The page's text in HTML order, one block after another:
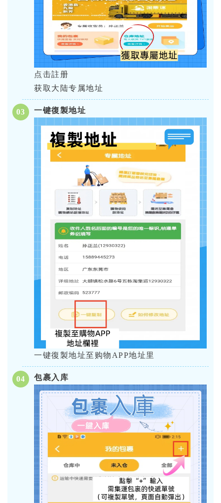
点击註册
获取大陆专属地址
03 一键復製地址
一键復製地址至购物APP地址里
04 包裹入库